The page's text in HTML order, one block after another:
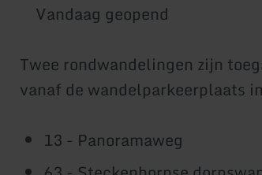
Vandaag geopend
Twee rondwandelingen zijn
vanaf de wandelparkeerplaats
13 - Panoramaweg